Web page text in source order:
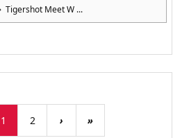
Tigershot Meet W ...
1 2 › »